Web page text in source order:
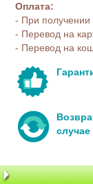
Оплата:
- При получении
- Перевод на
- Перевод на